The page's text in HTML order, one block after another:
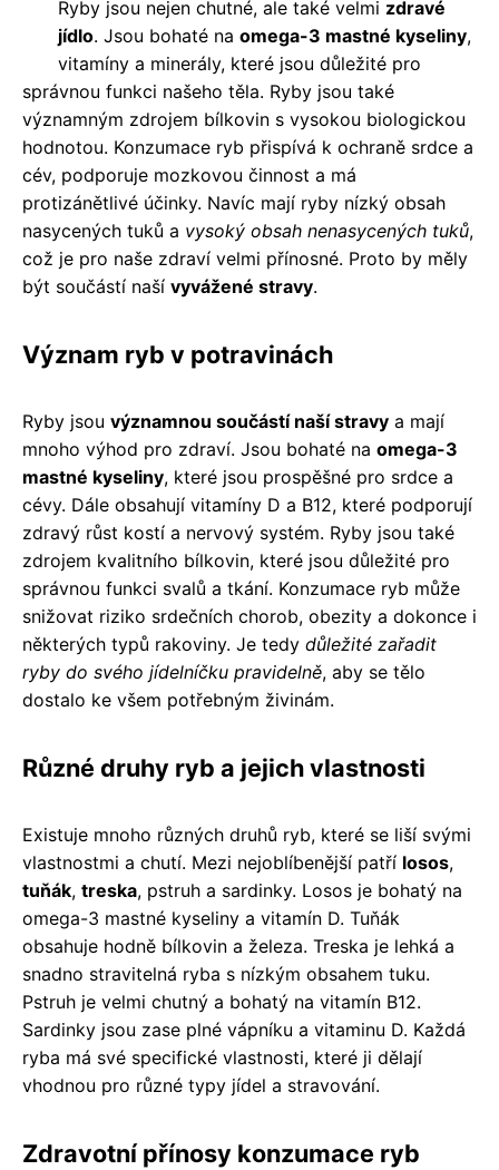
Ryby jsou nejen chutné, ale také velmi zdravé
jídlo. Jsou bohaté na omega-3 mastné kyseliny,
vitamíny a minerály, které jsou důležité pro
správnou funkci našeho těla. Ryby jsou také
významným zdrojem bílkovin s vysokou biologickou
hodnotou. Konzumace ryb přispívá k ochraně srdce a
cév, podporuje mozkovou činnost a má
protizánětlivé účinky. Navíc mají ryby nízký obsah
nasycených tuků a vysoký obsah nenasycených tuků,
což je pro naše zdraví velmi přínosné. Proto by měly
být součástí naší vyvážené stravy.
Význam ryb v potravinách
Ryby jsou významnou součástí naší stravy a mají
mnoho výhod pro zdraví. Jsou bohaté na omega-3
mastné kyseliny, které jsou prospěšné pro srdce a
cévy. Dále obsahují vitamíny D a B12, které podporují
zdravý růst kostí a nervový systém. Ryby jsou také
zdrojem kvalitního bílkovin, které jsou důležité pro
správnou funkci svalů a tkání. Konzumace ryb může
snižovat riziko srdečních chorob, obezity a dokonce i
některých typů rakoviny. Je tedy důležité zařadit
ryby do svého jídelníčku pravidelně, aby se tělo
dostalo ke všem potřebným živinám.
Různé druhy ryb a jejich vlastnosti
Existuje mnoho různých druhů ryb, které se liší svými
vlastnostmi a chutí. Mezi nejoblíbenější patří losos,
tuňák, treska, pstruh a sardinky. Losos je bohatý na
omega-3 mastné kyseliny a vitamín D. Tuňák
obsahuje hodně bílkovin a železa. Treska je lehká a
snadno stravitelná ryba s nízkým obsahem tuku.
Pstruh je velmi chutný a bohatý na vitamín B12.
Sardinky jsou zase plné vápníku a vitaminu D. Každá
ryba má své specifické vlastnosti, které ji dělají
vhodnou pro různé typy jídel a stravování.
Zdravotní přínosy konzumace ryb